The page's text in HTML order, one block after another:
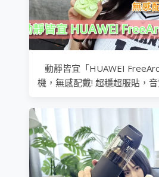
動靜皆宜「HUAWEI
機，無感配戴! 超穩超服貼，